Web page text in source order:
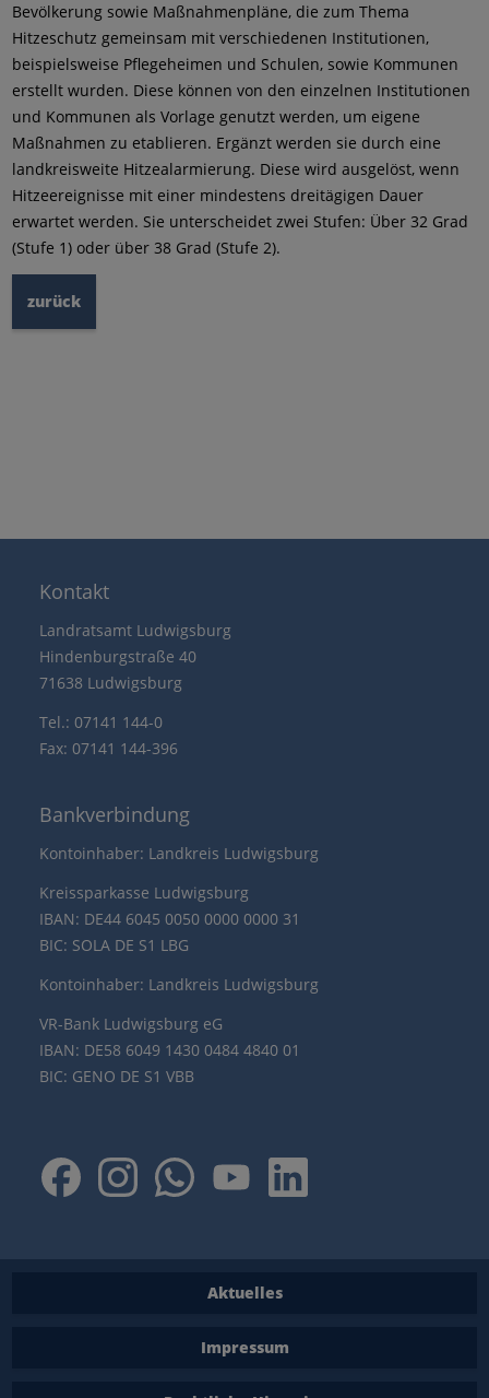
Bevölkerung sowie Maßnahmenpläne, die zum Thema
Hitzeschutz gemeinsam mit verschiedenen Institutionen,
beispielsweise Pflegeheimen und Schulen, sowie Kommunen
erstellt wurden. Diese können von den einzelnen Institutionen
und Kommunen als Vorlage genutzt werden, um eigene
Maßnahmen zu etablieren. Ergänzt werden sie durch eine
landkreisweite Hitzealarmierung. Diese wird ausgelöst, wenn
Hitzeereignisse mit einer mindestens dreitägigen Dauer
erwartet werden. Sie unterscheidet zwei Stufen: Über 32 Grad
(Stufe 1) oder über 38 Grad (Stufe 2).
zurück
Kontakt
Landratsamt Ludwigsburg
Hindenburgstraße 40
71638 Ludwigsburg
Tel.: 07141 144-0
Fax: 07141 144-396
Bankverbindung
Kontoinhaber: Landkreis Ludwigsburg
Kreissparkasse Ludwigsburg
IBAN: DE44 6045 0050 0000 0000 31
BIC: SOLA DE S1 LBG
Kontoinhaber: Landkreis Ludwigsburg
VR-Bank Ludwigsburg eG
IBAN: DE58 6049 1430 0484 4840 01
BIC: GENO DE S1 VBB
Aktuelles
Impressum